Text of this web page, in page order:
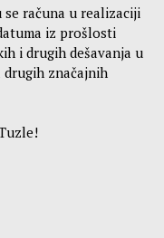
računa u realizaciji
iz prošlosti
i drugih dešavanja u
drugih značajnih